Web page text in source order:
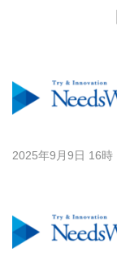
2025年9月9日 16時